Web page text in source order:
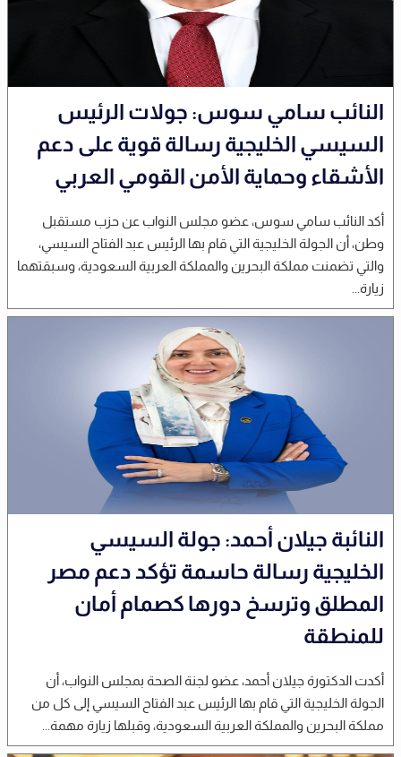
النائب سامي سوس: جولات الرئيس
السيسي الخليجية رسالة قوية على دعم
الأشقاء وحماية الأمن القومي العربي
أكد النائب سامي سوس، عضو مجلس النواب عن حزب مستقبل
وطن، أن الجولة الخليجية التي قام بها الرئيس عبد الفتاح السيسي،
والتي تضمنت مملكة البحرين والمملكة العربية السعودية، وسبقتهما
زيارة...
النائبة جيلان أحمد: جولة السيسي
الخليجية رسالة حاسمة تؤكد دعم مصر
المطلق وترسخ دورها كصمام أمان
للمنطقة
أكدت الدكتورة جيلان أحمد، عضو لجنة الصحة بمجلس النواب، أن
الجولة الخليجية التي قام بها الرئيس عبد الفتاح السيسي إلى كل من
مملكة البحرين والمملكة العربية السعودية، وقبلها زيارة مهمة...